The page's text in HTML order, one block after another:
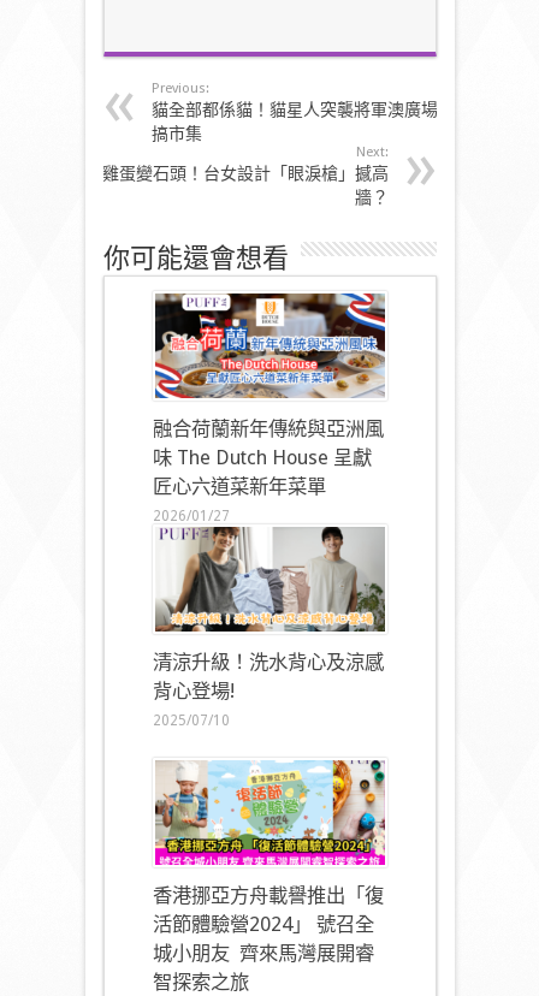
Previous:
貓全部都係貓！貓星人突襲將軍澳廣場
搞市集
Next:
雞蛋變石頭！台女設計「眼淚槍」撼高
牆？
你可能還會想看
融合荷蘭新年傳統與亞洲風
味 The Dutch House 呈獻
匠心六道菜新年菜單
2026/01/27
清涼升級！洗水背心及涼感
背心登場!
2025/07/10
香港挪亞方舟載譽推出「復
活節體驗營2024」 號召全
城小朋友 齊來馬灣展開睿
智探索之旅